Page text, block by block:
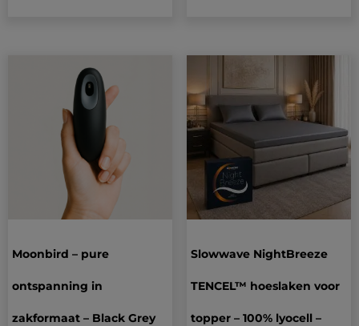
Moonbird – pure
ontspanning in
zakformaat – Black Grey
Slowwave NightBreeze
TENCEL™ hoeslaken voor
topper – 100% lyocell –